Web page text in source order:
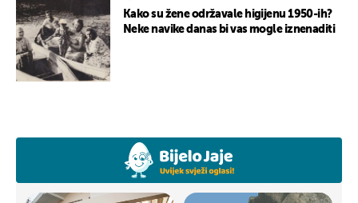
Kako su žene održavale higijenu 1950-ih?
Neke navike danas bi vas mogle iznenaditi